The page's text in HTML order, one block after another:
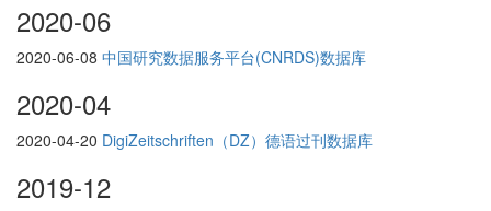
2020-06
2020-06-08 中国研究数据服务平台(CNRDS)数据库
2020-04
2020-04-20 DigiZeitschriften（DZ）德语过刊数据库
2019-12